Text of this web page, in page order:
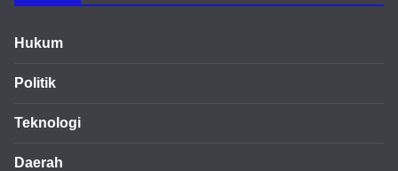
Hukum
Politik
Teknologi
Daerah